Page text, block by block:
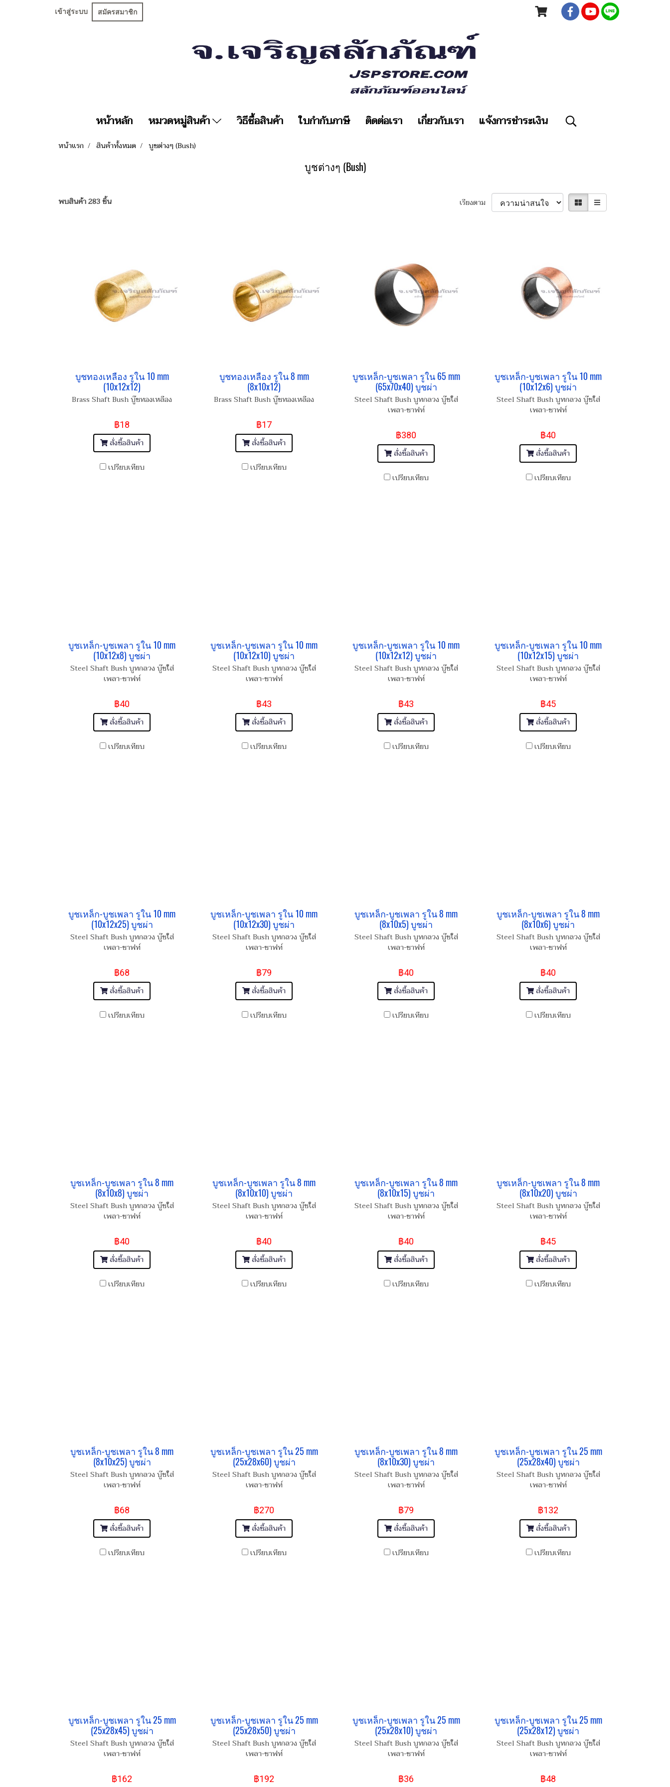
เข้าสู่ระบบ สมัครสมาชิก
หน้าหลัก หมวดหมู่สินค้า วิธีซื้อสินค้า ใบกำกับภาษี ติดต่อเรา เกี่ยวกับเรา แจ้งการชำระเงิน
หน้าแรก สินค้าทั้งหมด บูชต่างๆ (Bush)
บูชต่างๆ (Bush)
พบสินค้า 283 ชิ้น เรียงตาม
บูชทองเหลือง รูใน 10 mm
(10x12x12)
Brass Shaft Bush บู๊ชทองเหลือง
฿18
สั่งซื้อสินค้า
เปรียบเทียบ
บูชทองเหลือง รูใน 8 mm
(8x10x12)
Brass Shaft Bush บู๊ชทองเหลือง
฿17
สั่งซื้อสินค้า
เปรียบเทียบ
บูชเหล็ก-บูชเพลา รูใน 65 mm
(65x70x40) บูชผ่า
Steel Shaft Bush บูทกลวง บู๊ชใส่
เพลา-ชาฟท์
฿380
สั่งซื้อสินค้า
เปรียบเทียบ
บูชเหล็ก-บูชเพลา รูใน 10 mm
(10x12x6) บูชผ่า
Steel Shaft Bush บูทกลวง บู๊ชใส่
เพลา-ชาฟท์
฿40
สั่งซื้อสินค้า
เปรียบเทียบ
บูชเหล็ก-บูชเพลา รูใน 10 mm
(10x12x8) บูชผ่า
Steel Shaft Bush บูทกลวง บู๊ชใส่
เพลา-ชาฟท์
฿40
สั่งซื้อสินค้า
เปรียบเทียบ
บูชเหล็ก-บูชเพลา รูใน 10 mm
(10x12x10) บูชผ่า
Steel Shaft Bush บูทกลวง บู๊ชใส่
เพลา-ชาฟท์
฿43
สั่งซื้อสินค้า
เปรียบเทียบ
บูชเหล็ก-บูชเพลา รูใน 10 mm
(10x12x12) บูชผ่า
Steel Shaft Bush บูทกลวง บู๊ชใส่
เพลา-ชาฟท์
฿43
สั่งซื้อสินค้า
เปรียบเทียบ
บูชเหล็ก-บูชเพลา รูใน 10 mm
(10x12x15) บูชผ่า
Steel Shaft Bush บูทกลวง บู๊ชใส่
เพลา-ชาฟท์
฿45
สั่งซื้อสินค้า
เปรียบเทียบ
บูชเหล็ก-บูชเพลา รูใน 10 mm
(10x12x25) บูชผ่า
Steel Shaft Bush บูทกลวง บู๊ชใส่
เพลา-ชาฟท์
฿68
สั่งซื้อสินค้า
เปรียบเทียบ
บูชเหล็ก-บูชเพลา รูใน 10 mm
(10x12x30) บูชผ่า
Steel Shaft Bush บูทกลวง บู๊ชใส่
เพลา-ชาฟท์
฿79
สั่งซื้อสินค้า
เปรียบเทียบ
บูชเหล็ก-บูชเพลา รูใน 8 mm
(8x10x5) บูชผ่า
Steel Shaft Bush บูทกลวง บู๊ชใส่
เพลา-ชาฟท์
฿40
สั่งซื้อสินค้า
เปรียบเทียบ
บูชเหล็ก-บูชเพลา รูใน 8 mm
(8x10x6) บูชผ่า
Steel Shaft Bush บูทกลวง บู๊ชใส่
เพลา-ชาฟท์
฿40
สั่งซื้อสินค้า
เปรียบเทียบ
บูชเหล็ก-บูชเพลา รูใน 8 mm
(8x10x8) บูชผ่า
Steel Shaft Bush บูทกลวง บู๊ชใส่
เพลา-ชาฟท์
฿40
สั่งซื้อสินค้า
เปรียบเทียบ
บูชเหล็ก-บูชเพลา รูใน 8 mm
(8x10x10) บูชผ่า
Steel Shaft Bush บูทกลวง บู๊ชใส่
เพลา-ชาฟท์
฿40
สั่งซื้อสินค้า
เปรียบเทียบ
บูชเหล็ก-บูชเพลา รูใน 8 mm
(8x10x15) บูชผ่า
Steel Shaft Bush บูทกลวง บู๊ชใส่
เพลา-ชาฟท์
฿40
สั่งซื้อสินค้า
เปรียบเทียบ
บูชเหล็ก-บูชเพลา รูใน 8 mm
(8x10x20) บูชผ่า
Steel Shaft Bush บูทกลวง บู๊ชใส่
เพลา-ชาฟท์
฿45
สั่งซื้อสินค้า
เปรียบเทียบ
บูชเหล็ก-บูชเพลา รูใน 8 mm
(8x10x25) บูชผ่า
Steel Shaft Bush บูทกลวง บู๊ชใส่
เพลา-ชาฟท์
฿68
สั่งซื้อสินค้า
เปรียบเทียบ
บูชเหล็ก-บูชเพลา รูใน 25 mm
(25x28x60) บูชผ่า
Steel Shaft Bush บูทกลวง บู๊ชใส่
เพลา-ชาฟท์
฿270
สั่งซื้อสินค้า
เปรียบเทียบ
บูชเหล็ก-บูชเพลา รูใน 8 mm
(8x10x30) บูชผ่า
Steel Shaft Bush บูทกลวง บู๊ชใส่
เพลา-ชาฟท์
฿79
สั่งซื้อสินค้า
เปรียบเทียบ
บูชเหล็ก-บูชเพลา รูใน 25 mm
(25x28x40) บูชผ่า
Steel Shaft Bush บูทกลวง บู๊ชใส่
เพลา-ชาฟท์
฿132
สั่งซื้อสินค้า
เปรียบเทียบ
บูชเหล็ก-บูชเพลา รูใน 25 mm
(25x28x45) บูชผ่า
Steel Shaft Bush บูทกลวง บู๊ชใส่
เพลา-ชาฟท์
฿162
บูชเหล็ก-บูชเพลา รูใน 25 mm
(25x28x50) บูชผ่า
Steel Shaft Bush บูทกลวง บู๊ชใส่
เพลา-ชาฟท์
฿192
บูชเหล็ก-บูชเพลา รูใน 25 mm
(25x28x10) บูชผ่า
Steel Shaft Bush บูทกลวง บู๊ชใส่
เพลา-ชาฟท์
฿36
บูชเหล็ก-บูชเพลา รูใน 25 mm
(25x28x12) บูชผ่า
Steel Shaft Bush บูทกลวง บู๊ชใส่
เพลา-ชาฟท์
฿48